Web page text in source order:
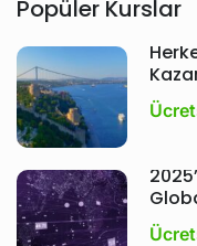
Popüler Kurslar